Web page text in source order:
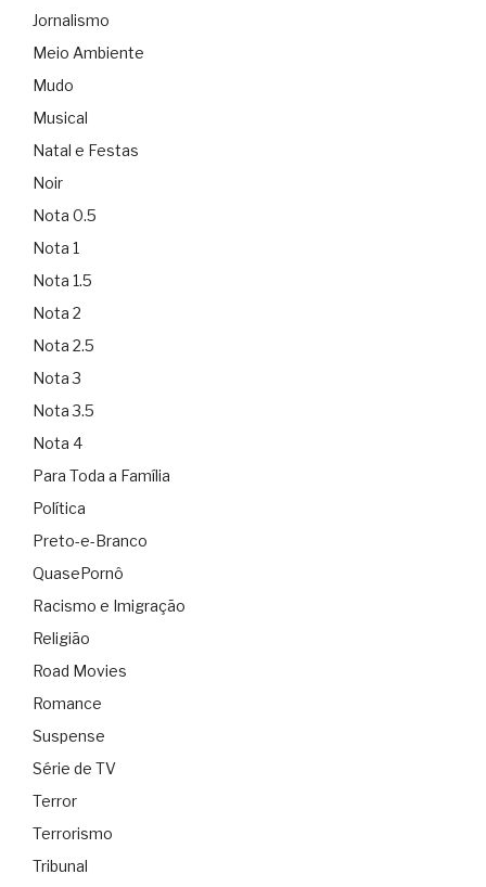
Jornalismo
Meio Ambiente
Mudo
Musical
Natal e Festas
Noir
Nota 0.5
Nota 1
Nota 1.5
Nota 2
Nota 2.5
Nota 3
Nota 3.5
Nota 4
Para Toda a Família
Política
Preto-e-Branco
QuasePornô
Racismo e Imigração
Religião
Road Movies
Romance
Suspense
Série de TV
Terror
Terrorismo
Tribunal